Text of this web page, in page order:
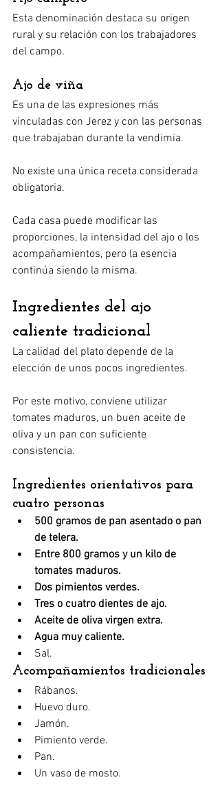
Esta denominación destaca su origen
rural y su relación con los trabajadores
del campo.
Ajo de viña
Es una de las expresiones más
vinculadas con Jerez y con las personas
que trabajaban durante la vendimia.
No existe una única receta considerada
obligatoria.
Cada casa puede modificar las
proporciones, la intensidad del ajo o los
acompañamientos, pero la esencia
continúa siendo la misma.
Ingredientes del ajo
caliente tradicional
La calidad del plato depende de la
elección de unos pocos ingredientes.
Por este motivo, conviene utilizar
tomates maduros, un buen aceite de
oliva y un pan con suficiente
consistencia.
Ingredientes orientativos para
cuatro personas
500 gramos de pan asentado o pan
de telera.
Entre 800 gramos y un kilo de
tomates maduros.
Dos pimientos verdes.
Tres o cuatro dientes de ajo.
Aceite de oliva virgen extra.
Agua muy caliente.
Sal.
Acompañamientos tradicionales
Rábanos.
Huevo duro.
Jamón.
Pimiento verde.
Pan.
Un vaso de mosto.